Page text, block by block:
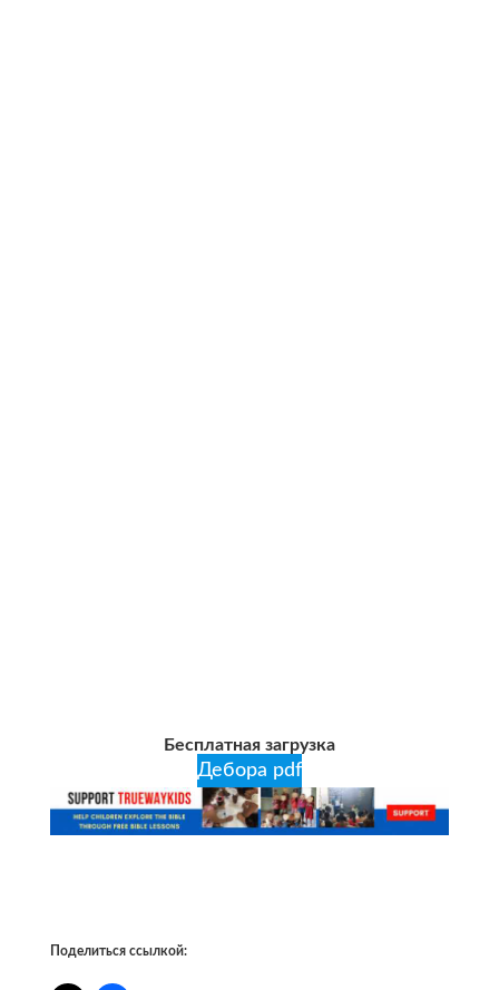
Бесплатная загрузка
Дебора pdf
Поделиться ссылкой: